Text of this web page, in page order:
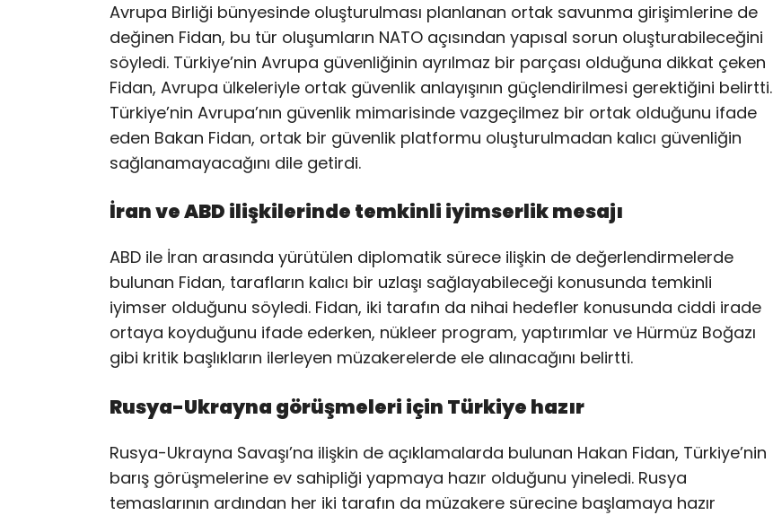
Avrupa Birliği bünyesinde oluşturulması planlanan ortak savunma girişimlerine de
değinen Fidan, bu tür oluşumların NATO açısından yapısal sorun oluşturabileceğini
söyledi. Türkiye’nin Avrupa güvenliğinin ayrılmaz bir parçası olduğuna dikkat çeken
Fidan, Avrupa ülkeleriyle ortak güvenlik anlayışının güçlendirilmesi gerektiğini belirtti.
Türkiye’nin Avrupa’nın güvenlik mimarisinde vazgeçilmez bir ortak olduğunu ifade
eden Bakan Fidan, ortak bir güvenlik platformu oluşturulmadan kalıcı güvenliğin
sağlanamayacağını dile getirdi.
İran ve ABD ilişkilerinde temkinli iyimserlik mesajı
ABD ile İran arasında yürütülen diplomatik sürece ilişkin de değerlendirmelerde
bulunan Fidan, tarafların kalıcı bir uzlaşı sağlayabileceği konusunda temkinli
iyimser olduğunu söyledi. Fidan, iki tarafın da nihai hedefler konusunda ciddi irade
ortaya koyduğunu ifade ederken, nükleer program, yaptırımlar ve Hürmüz Boğazı
gibi kritik başlıkların ilerleyen müzakerelerde ele alınacağını belirtti.
Rusya-Ukrayna görüşmeleri için Türkiye hazır
Rusya-Ukrayna Savaşı’na ilişkin de açıklamalarda bulunan Hakan Fidan, Türkiye’nin
barış görüşmelerine ev sahipliği yapmaya hazır olduğunu yineledi. Rusya
temaslarının ardından her iki tarafın da müzakere sürecine başlamaya hazır